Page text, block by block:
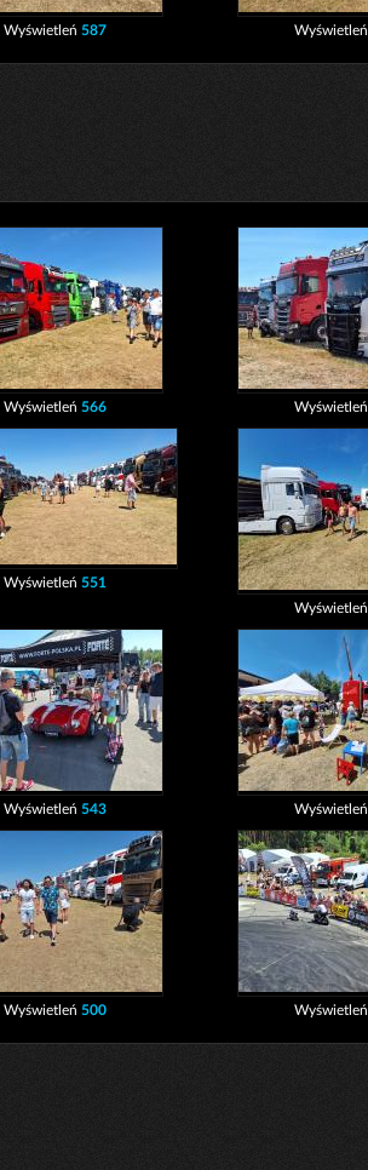
Wyświetleń587 Wyświetleń
Wyświetleń566 Wyświetleń
Wyświetleń551
Wyświetleń
Wyświetleń543 Wyświetleń
Wyświetleń500 Wyświetleń